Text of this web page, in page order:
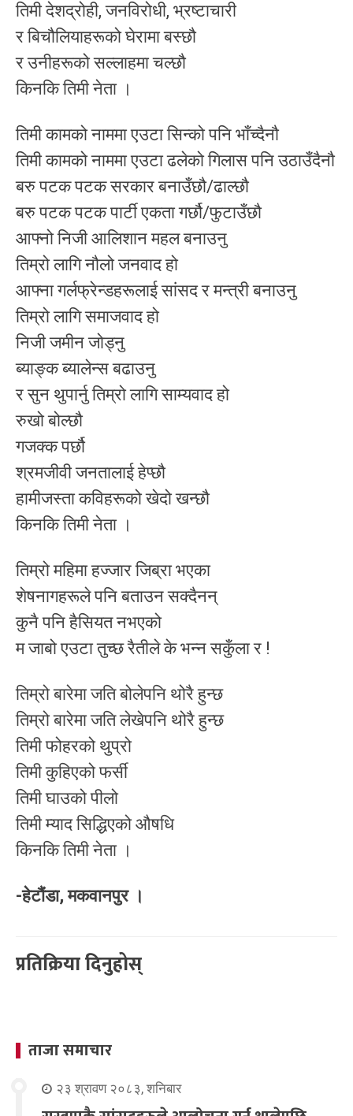
तिमी देशद्रोही, जनविरोधी, भ्रष्टाचारी
र बिचौलियाहरूको घेरामा बस्छौ
र उनीहरूको सल्लाहमा चल्छौ
किनकि तिमी नेता ।
तिमी कामको नाममा एउटा सिन्को पनि भाँच्दैनौ
तिमी कामको नाममा एउटा ढलेको गिलास पनि उठाउँदैनौ
बरु पटक पटक सरकार बनाउँछौ/ढाल्छौ
बरु पटक पटक पार्टी एकता गर्छौ/फुटाउँछौ
आफ्नो निजी आलिशान महल बनाउनु
तिम्रो लागि नौलो जनवाद हो
आफ्ना गर्लफ्रेन्डहरूलाई सांसद र मन्त्री बनाउनु
तिम्रो लागि समाजवाद हो
निजी जमीन जोड्नु
ब्याङ्क ब्यालेन्स बढाउनु
र सुन थुपार्नु तिम्रो लागि साम्यवाद हो
रुखो बोल्छौ
गजक्क पर्छौ
श्रमजीवी जनतालाई हेप्छौ
हामीजस्ता कविहरूको खेदो खन्छौ
किनकि तिमी नेता ।
तिम्रो महिमा हज्जार जिब्रा भएका
शेषनागहरूले पनि बताउन सक्दैनन्
कुनै पनि हैसियत नभएको
म जाबो एउटा तुच्छ रैतीले के भन्न सकुँला र !
तिम्रो बारेमा जति बोलेपनि थोरै हुन्छ
तिम्रो बारेमा जति लेखेपनि थोरै हुन्छ
तिमी फोहरको थुप्रो
तिमी कुहिएको फर्सी
तिमी घाउको पीलो
तिमी म्याद सिद्धिएको औषधि
किनकि तिमी नेता ।
-हेटौंडा, मकवानपुर ।
प्रतिक्रिया दिनुहोस्
ताजा समाचार
२३ श्रावण २०८३, शनिबार